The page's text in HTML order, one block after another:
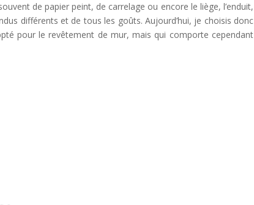
de papier peint, de carrelage ou encore le liège, l’enduit,
différents et de tous les goûts. Aujourd’hui, je choisis donc
pour le revêtement de mur, mais qui comporte cependant